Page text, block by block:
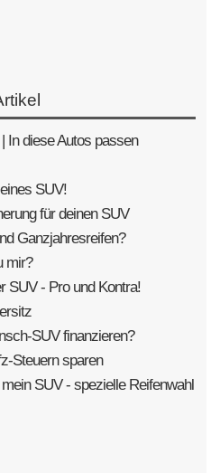
In diese Autos passen
SUV!
für deinen SUV
Ganzjahresreifen?
mir?
SUV - Pro und Kontra!
SUV finanzieren?
Steuern sparen
SUV - spezielle Reifenwahl